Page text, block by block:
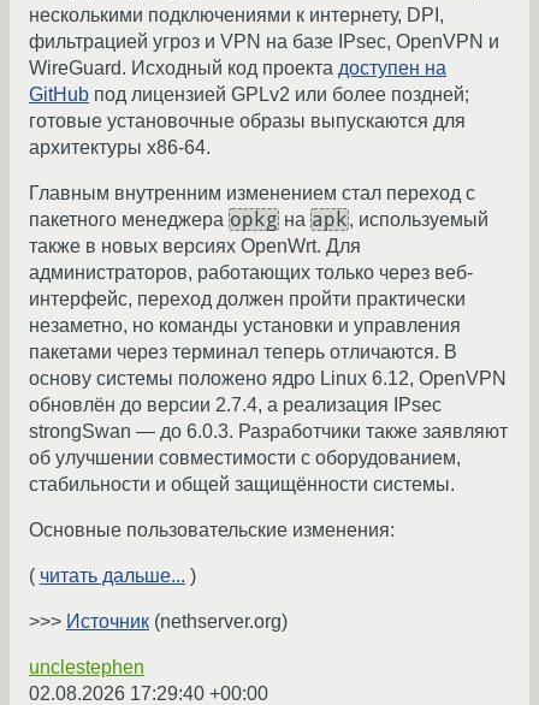
несколькими подключениями к интернету, DPI,
фильтрацией угроз и VPN на базе IPsec, OpenVPN и
WireGuard. Исходный код проекта доступен на
GitHub под лицензией GPLv2 или более поздней;
готовые установочные образы выпускаются для
архитектуры x86-64.
Главным внутренним изменением стал переход с
пакетного менеджера opkg на apk, используемый
также в новых версиях OpenWrt. Для
администраторов, работающих только через веб-
интерфейс, переход должен пройти практически
незаметно, но команды установки и управления
пакетами через терминал теперь отличаются. В
основу системы положено ядро Linux 6.12, OpenVPN
обновлён до версии 2.7.4, а реализация IPsec
strongSwan — до 6.0.3. Разработчики также заявляют
об улучшении совместимости с оборудованием,
стабильности и общей защищённости системы.
Основные пользовательские изменения:
( читать дальше... )
>>> Источник (nethserver.org)
unclestephen
02.08.2026 17:29:40 +00:00